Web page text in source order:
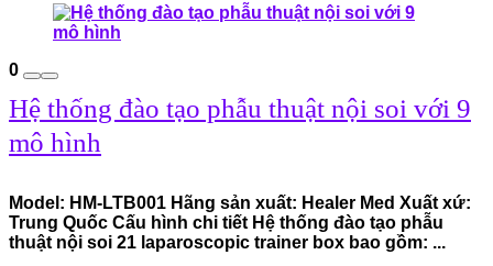
0
Hệ thống đào tạo phẫu thuật nội soi với 9
mô hình
Model: HM-LTB001 Hãng sản xuất: Healer Med Xuất xứ:
Trung Quốc Cấu hình chi tiết Hệ thống đào tạo phẫu
thuật nội soi 21 laparoscopic trainer box bao gồm: ...